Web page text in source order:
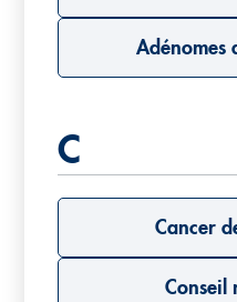
Adénomes
C
Cancer
Conseil